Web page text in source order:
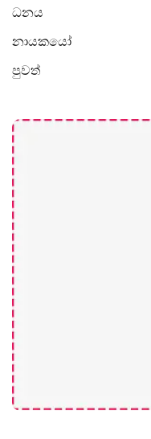
ධනය
නායකයෝ
පුවත්